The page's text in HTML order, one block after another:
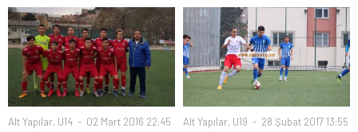
Alt Yapılar, U14 02 Mart 2016 22:45 Alt Yapılar, U19 28 Şubat 2017 13:55